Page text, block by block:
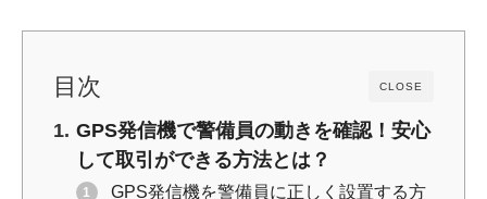
CLOSE
目次
GPS発信機で警備員の動きを確認！安心
して取引ができる方法とは？
GPS発信機を警備員に正しく設置する方